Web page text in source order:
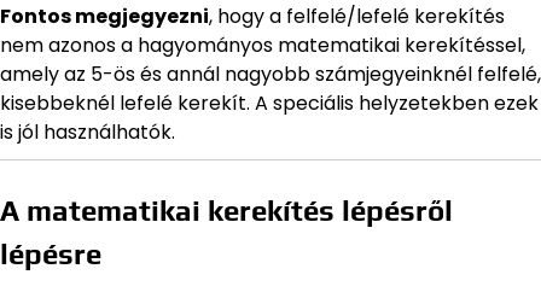
Fontos megjegyezni, hogy a felfelé/lefelé kerekítés
nem azonos a hagyományos matematikai kerekítéssel,
amely az 5-ös és annál nagyobb számjegyeinknél felfelé,
kisebbeknél lefelé kerekít. A speciális helyzetekben ezek
is jól használhatók.
A matematikai kerekítés lépésről
lépésre